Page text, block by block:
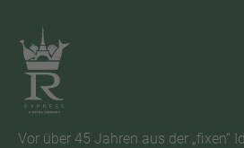
Vor über 45 Jahren aus der „fixen“